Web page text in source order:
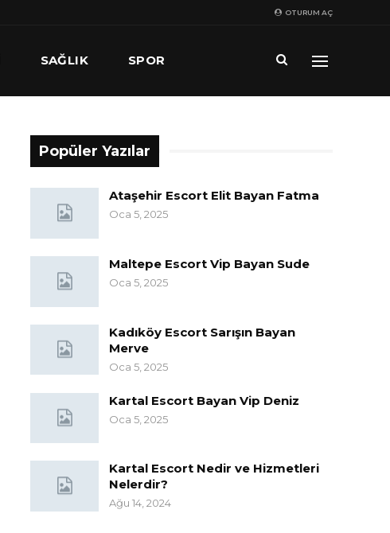
OTURUM AÇ
SAĞLIK SPOR
Popüler Yazılar
Ataşehir Escort Elit Bayan Fatma
Oca 5, 2025
Maltepe Escort Vip Bayan Sude
Oca 5, 2025
Kadıköy Escort Sarışın Bayan
Merve
Oca 5, 2025
Kartal Escort Bayan Vip Deniz
Oca 5, 2025
Kartal Escort Nedir ve Hizmetleri
Nelerdir?
Ağu 14, 2024